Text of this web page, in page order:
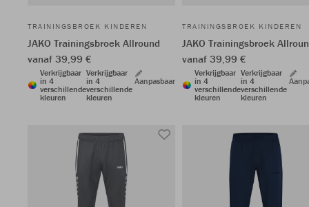
TRAININGSBROEK KINDEREN
JAKO Trainingsbroek Allround
vanaf 39,99 €
Verkrijgbaar
in 4
verschillende
kleuren
Verkrijgbaar
in 4
verschillende
kleuren
Aanpasbaar
TRAININGSBROEK KINDEREN
JAKO Trainingsbroek
vanaf 39,99 €
Verkrijgbaar
in 4
verschillende
kleuren
Verkrijgbaar
in 4
verschillende
kleuren